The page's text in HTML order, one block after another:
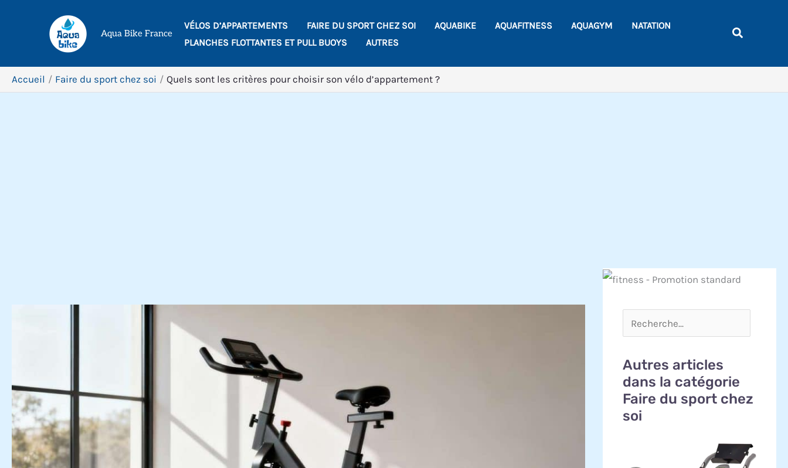
Aqua Bike France
VÉLOS D’APPARTEMENTS FAIRE DU SPORT CHEZ SOI AQUABIKE AQUAFITNESS AQUAGYM
NATATION
PLANCHES FLOTTANTES ET PULL BUOYS
AUTRES
Accueil Faire du sport chez soi Quels sont les critères pour choisir son vélo d’appartement ?
Autres articles
dans la catégorie
Faire du sport chez
soi